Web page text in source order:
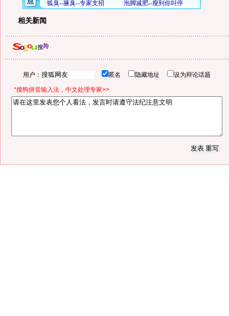
相关新闻
用户： 匿名 隐藏地址 设为辩论话题
*搜狗拼音输入法，中文处理专家>>